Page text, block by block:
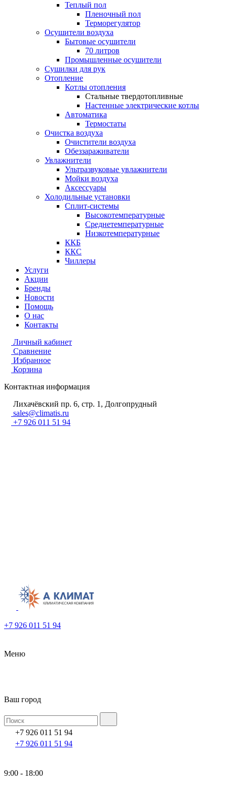
Теплый пол
Пленочный пол
Терморегулятор
Осушители воздуха
Бытовые осушители
70 литров
Промышленные осушители
Сушилки для рук
Отопление
Котлы отопления
Стальные твердотопливные
Настенные электрические котлы
Автоматика
Термостаты
Очистка воздуха
Очистители воздуха
Обеззараживатели
Увлажнители
Ультразвуковые увлажнители
Мойки воздуха
Аксессуары
Холодильные установки
Сплит-системы
Высокотемпературные
Среднетемпературные
Низкотемпературные
ККБ
ККС
Чиллеры
Услуги
Акции
Бренды
Новости
Помощь
О нас
Контакты
Личный кабинет
Сравнение
Избранное
Корзина
Контактная информация
Лихачёвский пр. 6, стр. 1, Долгопрудный
sales@climatis.ru
+7 926 011 51 94
+7 926 011 51 94
Меню
Ваш город
+7 926 011 51 94
+7 926 011 51 94
9:00 - 18:00